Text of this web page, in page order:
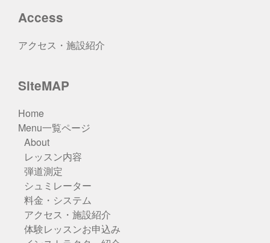
Access
アクセス・施設紹介
SiteMAP
Home
Menu一覧ページ
About
レッスン内容
弾道測定
シュミレーター
料金・システム
アクセス・施設紹介
体験レッスンお申込み